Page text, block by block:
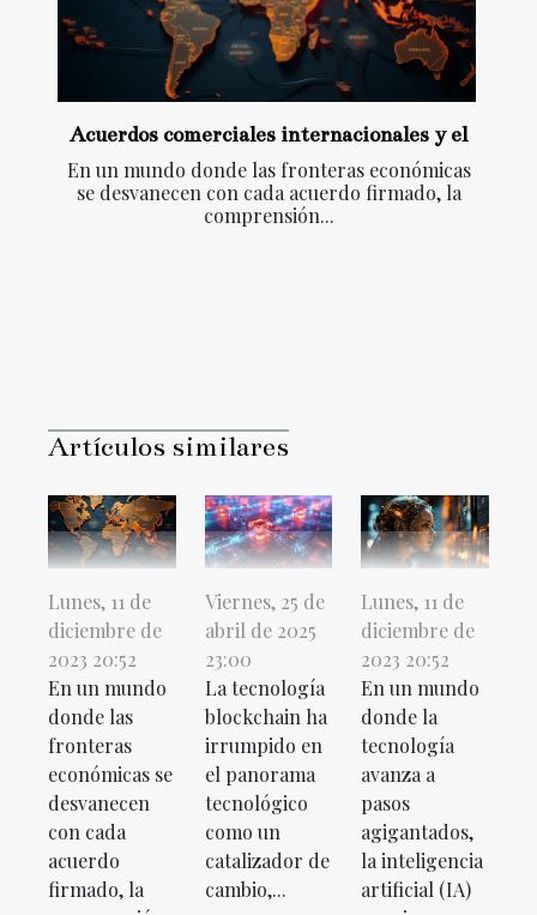
Acuerdos comerciales internacionales y el
En un mundo donde las fronteras económicas
se desvanecen con cada acuerdo firmado, la
comprensión...
Artículos similares
Lunes, 11 de
diciembre de
2023 20:52
En un mundo
donde las
fronteras
económicas se
desvanecen
con cada
acuerdo
firmado, la
Viernes, 25 de
abril de 2025
23:00
La tecnología
blockchain ha
irrumpido en
el panorama
tecnológico
como un
catalizador de
cambio,...
Lunes, 11 de
diciembre de
2023 20:52
En un mundo
donde la
tecnología
avanza a
pasos
agigantados,
la inteligencia
artificial (IA)